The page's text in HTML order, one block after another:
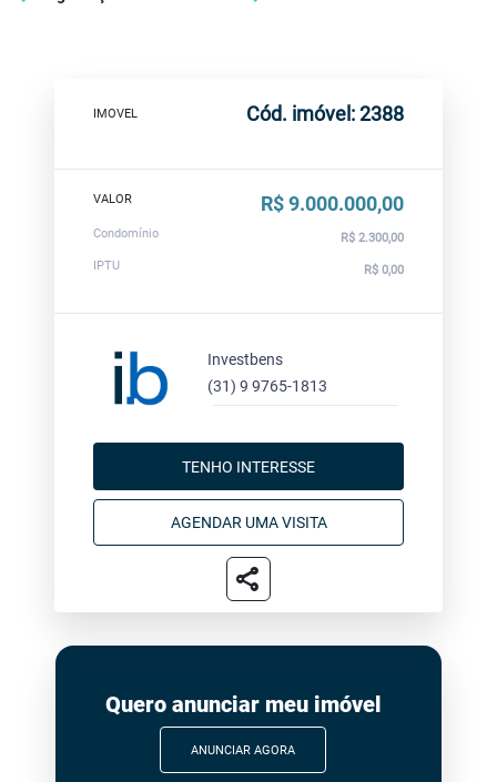
IMOVEL Cód. imóvel: 2388
VALOR R$ 9.000.000,00
Condomínio
R$ 2.300,00
IPTU
R$ 0,00
Investbens
(31) 9 9765-1813
TENHO INTERESSE
AGENDAR UMA VISITA
share
Quero anunciar meu imóvel
ANUNCIAR AGORA